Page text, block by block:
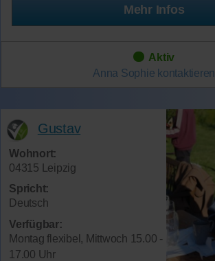
Mehr Infos
Aktiv
Anna Sophie kontaktieren
Gustav
Wohnort:
04315 Leipzig
Spricht:
Deutsch
Verfügbar:
Montag flexibel, Mittwoch 15.00 -
17.00 Uhr